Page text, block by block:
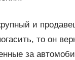
и
то он
за